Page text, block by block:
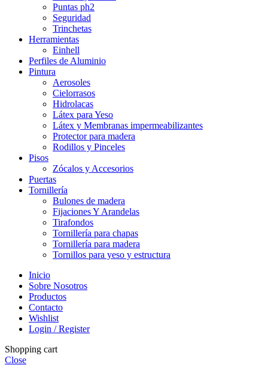
Puntas ph2
Seguridad
Trinchetas
Herramientas
Einhell
Perfiles de Aluminio
Pintura
Aerosoles
Cielorrasos
Hidrolacas
Látex para Yeso
Látex y Membranas impermeabilizantes
Protector para madera
Rodillos y Pinceles
Pisos
Zócalos y Accesorios
Puertas
Tornillería
Bulones de madera
Fijaciones Y Arandelas
Tirafondos
Tornillería para chapas
Tornillería para madera
Tornillos para yeso y estructura
Inicio
Sobre Nosotros
Productos
Contacto
Wishlist
Login / Register
Shopping cart
Close